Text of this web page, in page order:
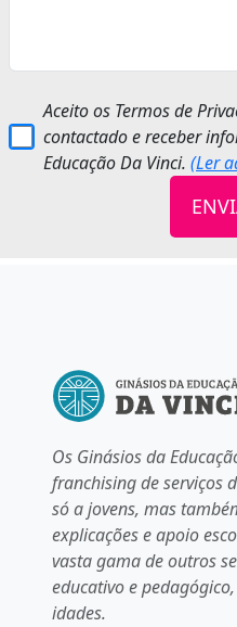
Aceito os Termos de
contactado e receber
Educação Da Vinci.(Ler
Os Ginásios da
franchising de serviços
só a jovens, mas
explicações e apoio
vasta gama de outros
educativo e
idades.